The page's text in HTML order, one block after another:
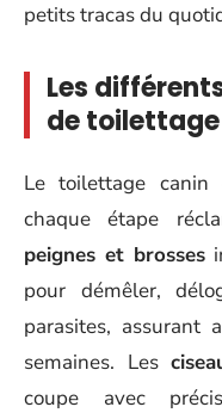
petits tracas du
Les
de
Le toilettage
chaque étape
peignes et brosses
pour démêler,
parasites, assurant
semaines. Les
coupe avec